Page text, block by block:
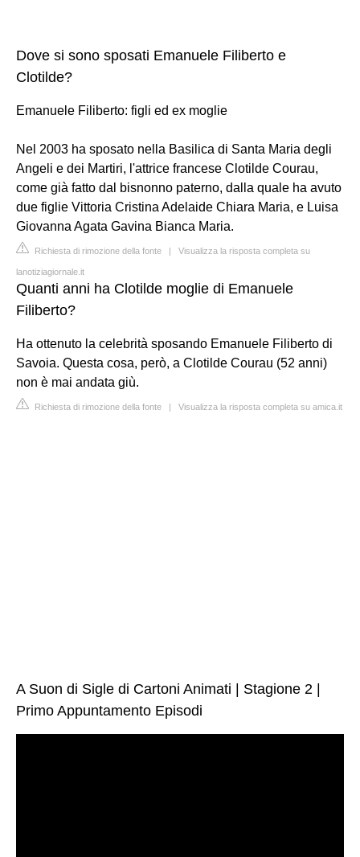
Dove si sono sposati Emanuele Filiberto e
Clotilde?
Emanuele Filiberto: figli ed ex moglie
Nel 2003 ha sposato nella Basilica di Santa Maria degli
Angeli e dei Martiri, l'attrice francese Clotilde Courau,
come già fatto dal bisnonno paterno, dalla quale ha avuto
due figlie Vittoria Cristina Adelaide Chiara Maria, e Luisa
Giovanna Agata Gavina Bianca Maria.
Richiesta di rimozione della fonte | Visualizza la risposta completa su
lanotiziagiornale.it
Quanti anni ha Clotilde moglie di Emanuele
Filiberto?
Ha ottenuto la celebrità sposando Emanuele Filiberto di
Savoia. Questa cosa, però, a Clotilde Courau (52 anni)
non è mai andata giù.
Richiesta di rimozione della fonte | Visualizza la risposta completa su amica.it
A Suon di Sigle di Cartoni Animati | Stagione 2 |
Primo Appuntamento Episodi